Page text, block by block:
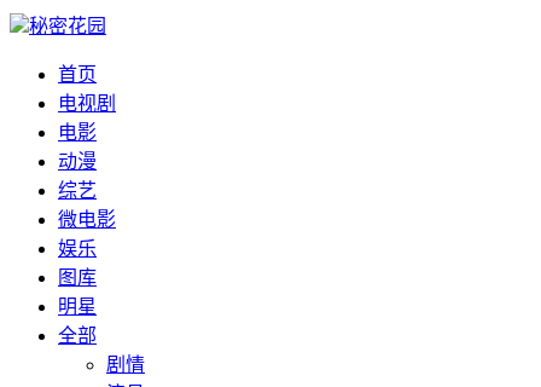
秘密花园
首页
电视剧
电影
动漫
综艺
微电影
娱乐
图库
明星
全部
剧情